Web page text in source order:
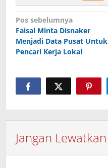
Navigasi
pos
Pos sebelumnya
Faisal Minta Disnaker
Menjadi Data Pusat Untuk
Pencari Kerja Lokal
Jangan Lewatkan